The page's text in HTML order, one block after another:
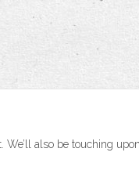
also be touching